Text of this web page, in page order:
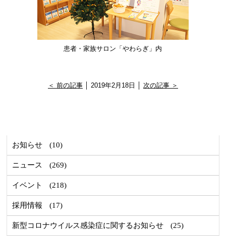
患者・家族サロン「やわらぎ」内
＜ 前の記事│ 2019年2月18日 │ 次の記事 ＞
お知らせ (10)
ニュース (269)
イベント (218)
採用情報 (17)
新型コロナウイルス感染症に関するお知らせ (25)